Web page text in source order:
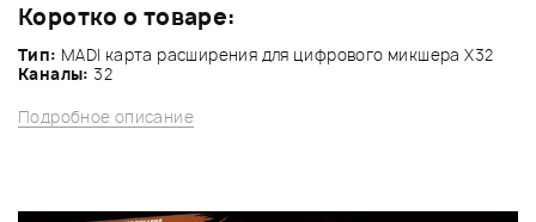
Коротко о товаре:
Тип: MADI карта расширения для цифрового микшера Х32
Каналы: 32
Подробное описание